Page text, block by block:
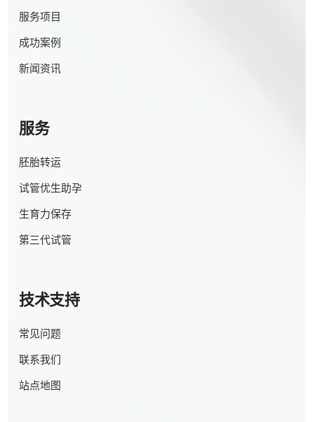
服务项目
成功案例
新闻资讯
服务
胚胎转运
试管优生助孕
生育力保存
第三代试管
技术支持
常见问题
联系我们
站点地图